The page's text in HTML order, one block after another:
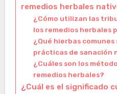
remedios herbales
¿Cómo utilizan las
los remedios herbales
¿Qué hierbas
prácticas de sanación
¿Cuáles son los
remedios herbales?
¿Cuál es el significado